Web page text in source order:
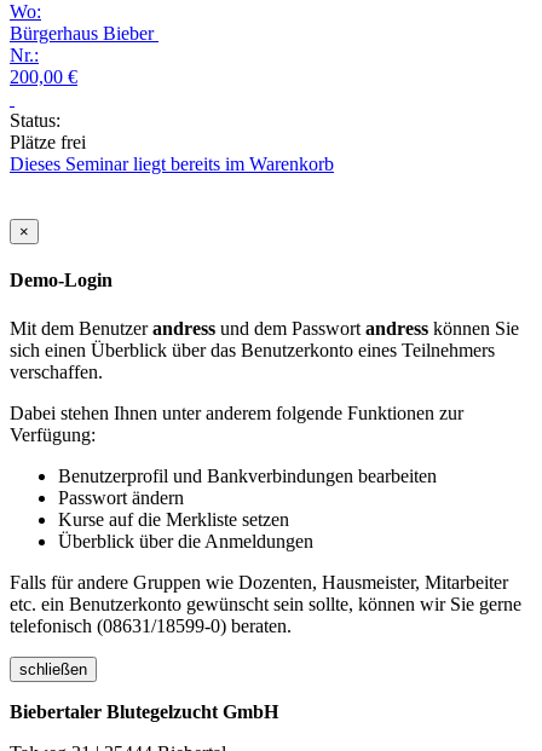
Wo:
Bürgerhaus Bieber
Nr.:
200,00 €
Status:
Plätze frei
Dieses Seminar liegt bereits im Warenkorb
×
Demo-Login
Mit dem Benutzerandress und dem Passwort andress können Sie
sich einen Überblick über das Benutzerkonto eines Teilnehmers
verschaffen.
Dabei stehen Ihnen unter anderem folgende Funktionen zur
Verfügung:
Benutzerprofil und Bankverbindungen bearbeiten
Passwort ändern
Kurse auf die Merkliste setzen
Überblick über die Anmeldungen
Falls für andere Gruppen wie Dozenten, Hausmeister, Mitarbeiter
etc. ein Benutzerkonto gewünscht sein sollte, können wir Sie gerne
telefonisch (08631/18599-0) beraten.
schließen
Biebertaler Blutegelzucht GmbH